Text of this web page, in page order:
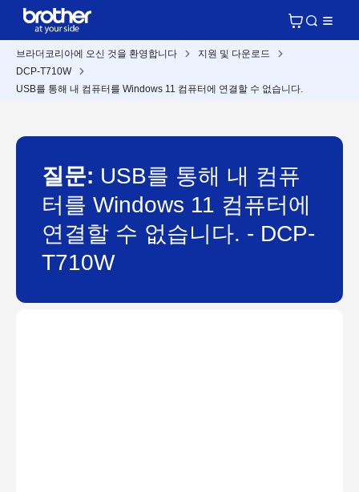
브라더코리아에 오신 것을 환영합니다
지원 및 다운로드
DCP-T710W
USB를 통해 내 컴퓨터를 Windows 11 컴퓨터에 연결할 수 없습니다.
질문: USB를 통해 내 컴퓨
터를 Windows 11 컴퓨터에
연결할 수 없습니다. - DCP-
T710W